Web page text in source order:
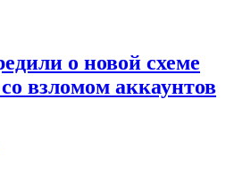
о новой схеме
взломом аккаунтов